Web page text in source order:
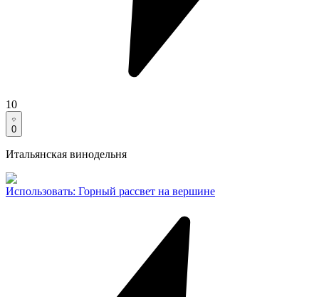
10
0
Итальянская винодельня
Использовать: Горный рассвет на вершине